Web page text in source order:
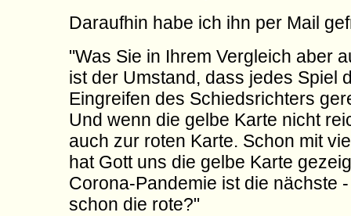
Daraufhin habe ich ihn per Mail
"Was Sie in Ihrem Vergleich aber
ist der Umstand, dass jedes Spiel
Eingreifen des Schiedsrichters
Und wenn die gelbe Karte nicht
auch zur roten Karte. Schon mit
hat Gott uns die gelbe Karte
Corona-Pandemie ist die nächste
schon die rote?"